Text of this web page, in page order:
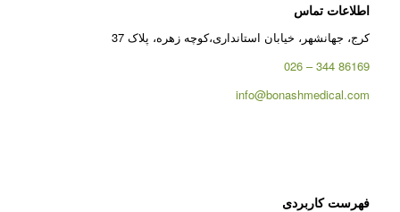
اطلاعات تماس
کرج، جهانشهر، خیابان استانداری،کوچه زهره، پلاک 37
86169 344 – 026
info@bonashmedical.com
فهرست کاربردی